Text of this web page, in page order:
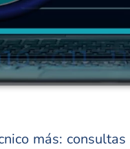
más: